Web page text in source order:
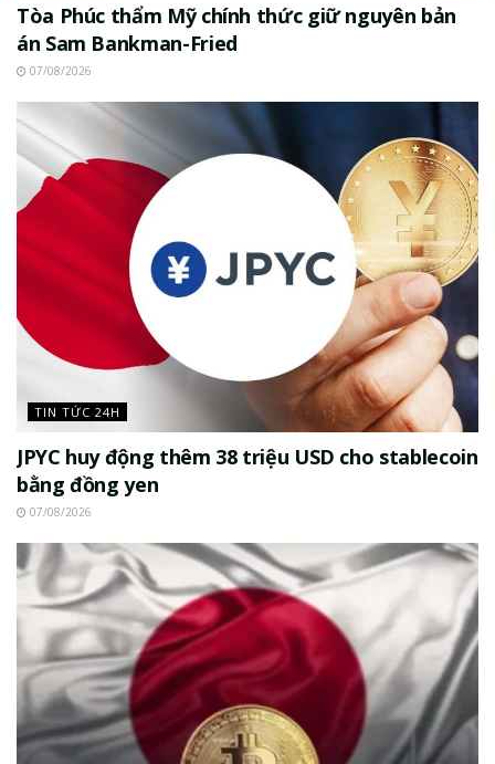
Tòa Phúc thẩm Mỹ chính thức giữ nguyên bản
án Sam Bankman-Fried
07/08/2026
TIN TỨC 24H
JPYC huy động thêm 38 triệu USD cho stablecoin
bằng đồng yen
07/08/2026